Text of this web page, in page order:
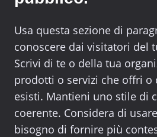
Usa questa sezione di
conoscere dai visitatori del
Scrivi di te o della tua
prodotti o servizi che offri o
esisti. Mantieni uno stile di
coerente. Considera di
bisogno di fornire più